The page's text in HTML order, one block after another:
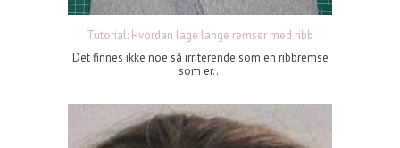
Tutorial: Hvordan lage lange remser med ribb
Det finnes ikke noe så irriterende som en ribbremse
som er...